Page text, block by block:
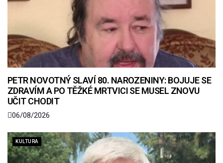
PETR NOVOTNÝ SLAVÍ 80. NAROZENINY: BOJUJE SE
ZDRAVÍM A PO TĚŽKÉ MRTVICI SE MUSEL ZNOVU
UČIT CHODIT
06/08/2026
KULTURA